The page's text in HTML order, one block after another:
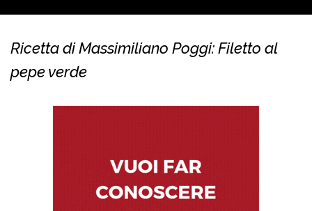
Ricetta di Massimiliano Poggi: Filetto al
pepe verde